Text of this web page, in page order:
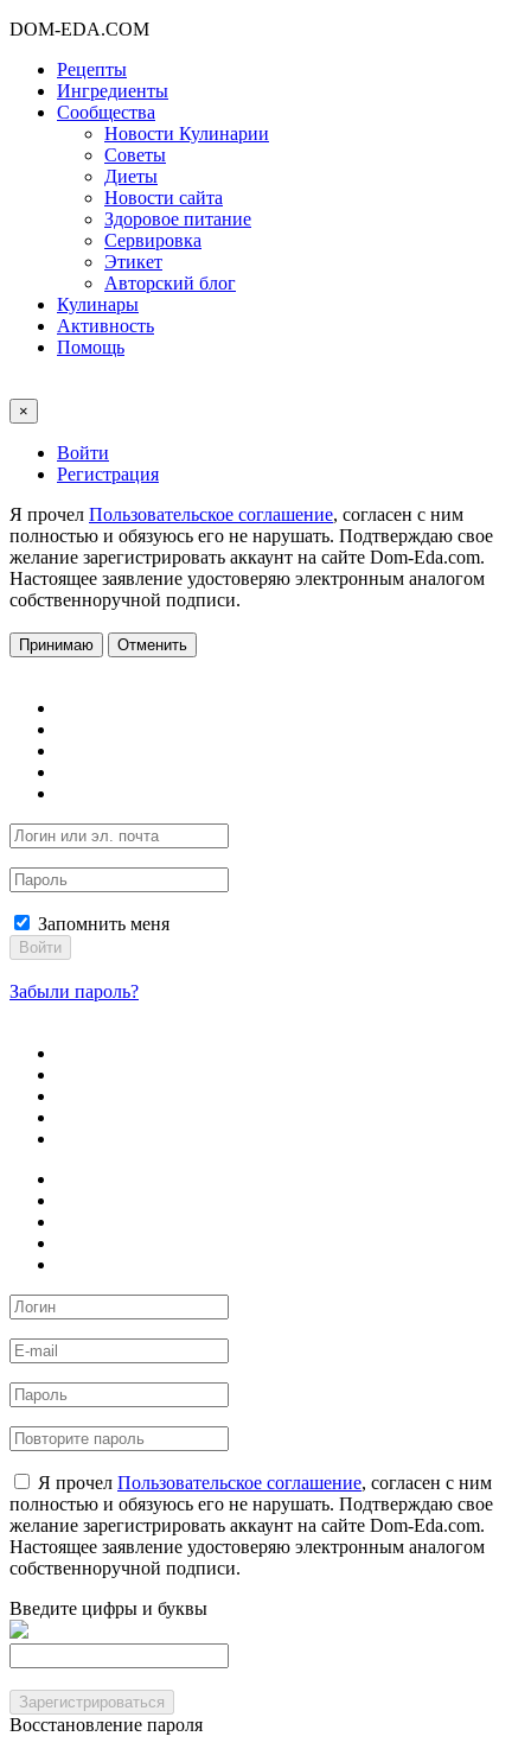
DOM-EDA.COM
Рецепты
Ингредиенты
Сообщества
Новости Кулинарии
Советы
Диеты
Новости сайта
Здоровое питание
Сервировка
Этикет
Авторский блог
Кулинары
Активность
Помощь
×
Войти
Регистрация
Я прочел Пользовательское соглашение, согласен с ним
полностью и обязуюсь его не нарушать. Подтверждаю свое
желание зарегистрировать аккаунт на сайте Dom-Eda.com.
Настоящее заявление удостоверяю электронным аналогом
собственноручной подписи.
Принимаю Отменить
Запомнить меня
Войти
Забыли пароль?
Я прочел Пользовательское соглашение, согласен с ним
полностью и обязуюсь его не нарушать. Подтверждаю свое
желание зарегистрировать аккаунт на сайте Dom-Eda.com.
Настоящее заявление удостоверяю электронным аналогом
собственноручной подписи.
Введите цифры и буквы
Зарегистрироваться
Восстановление пароля